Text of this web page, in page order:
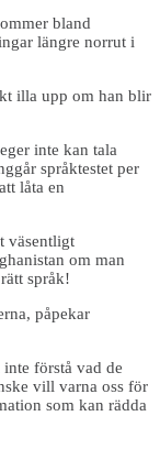
bland
längre norrut i
illa upp om han blir
inte kan tala
språktestet per
låta en
väsentligt
om man
språk!
påpekar
förstå vad de
vill varna oss för
som kan rädda